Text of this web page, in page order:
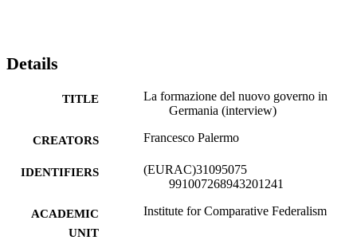
Details
TITLE
La formazione del nuovo governo in
Germania (interview)
CREATORS Francesco Palermo
IDENTIFIERS
(EURAC)31095075
991007268943201241
ACADEMIC
UNIT
Institute for Comparative Federalism